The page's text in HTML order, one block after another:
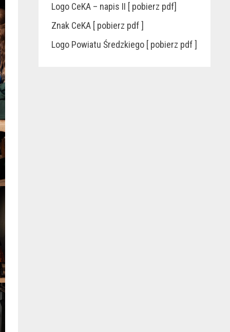
Logo CeKA – napis II [ pobierz pdf]
Znak CeKA [ pobierz pdf ]
Logo Powiatu Średzkiego [ pobierz pdf ]